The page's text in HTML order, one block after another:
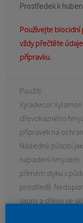
Prostředek k
Používejte biocidní
vždy přečtěte
přípravku.
Použití:
Xyladecor
dřevokazného
přípravek na
Následně působí
napadení
přímém styku s
prostředí).
sauny a dřevo ve